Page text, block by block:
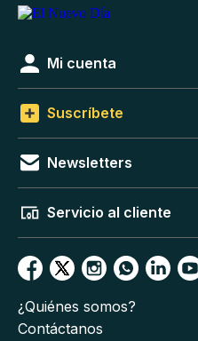
Mi cuenta
Suscríbete
Newsletters
Servicio al cliente
¿Quiénes somos?
Contáctanos